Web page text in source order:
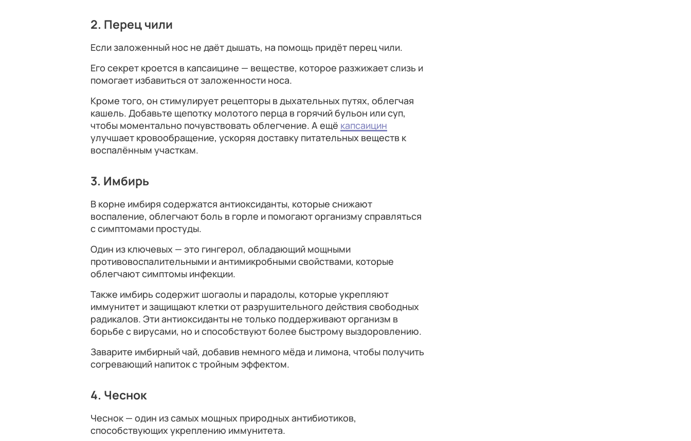
2. Перец чили
Если заложенный нос не даёт дышать, на помощь придёт перец чили.
Его секрет кроется в капсаицине — веществе, которое разжижает слизь и
помогает избавиться от заложенности носа.
Кроме того, он стимулирует рецепторы в дыхательных путях, облегчая
кашель. Добавьте щепотку молотого перца в горячий бульон или суп,
чтобы моментально почувствовать облегчение. А ещё капсаицин
улучшает кровообращение, ускоряя доставку питательных веществ к
воспалённым участкам.
3. Имбирь
В корне имбиря содержатся антиоксиданты, которые снижают
воспаление, облегчают боль в горле и помогают организму справляться
с симптомами простуды.
Один из ключевых — это гингерол, обладающий мощными
противовоспалительными и антимикробными свойствами, которые
облегчают симптомы инфекции.
Также имбирь содержит шогаолы и парадолы, которые укрепляют
иммунитет и защищают клетки от разрушительного действия свободных
радикалов. Эти антиоксиданты не только поддерживают организм в
борьбе с вирусами, но и способствуют более быстрому выздоровлению.
Заварите имбирный чай, добавив немного мёда и лимона, чтобы получить
согревающий напиток с тройным эффектом.
4. Чеснок
Чеснок — один из самых мощных природных антибиотиков,
способствующих укреплению иммунитета.